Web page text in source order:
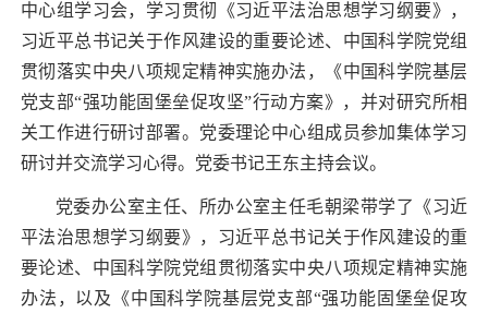
中心组学习会，学习贯彻《习近平法治思想学习纲要》，
习近平总书记关于作风建设的重要论述、中国科学院党组
贯彻落实中央八项规定精神实施办法，《中国科学院基层
党支部“强功能固堡垒促攻坚”行动方案》，并对研究所相
关工作进行研讨部署。党委理论中心组成员参加集体学习
研讨并交流学习心得。党委书记王东主持会议。
党委办公室主任、所办公室主任毛朝梁带学了《习近
平法治思想学习纲要》，习近平总书记关于作风建设的重
要论述、中国科学院党组贯彻落实中央八项规定精神实施
办法，以及《中国科学院基层党支部“强功能固堡垒促攻